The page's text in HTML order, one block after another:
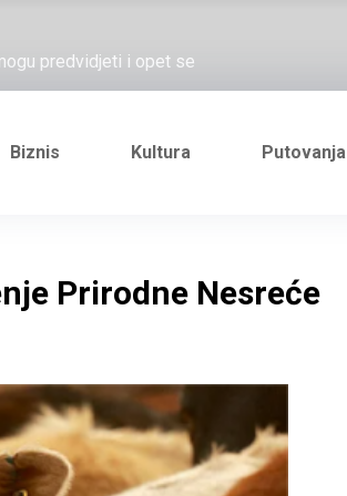
predvidjeti i opet se
probio blokadu koja je
Biznis Kultura Putovanja
Prirodne Nesreće